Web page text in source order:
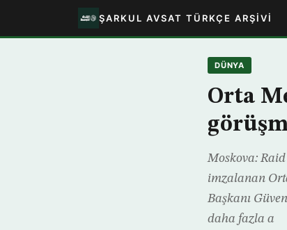
ŞARKUL AVSAT TÜRKÇE ARŞIVI
DÜNYA
Orta
Moskova:
imzalanan
Başkanı
daha fazla a